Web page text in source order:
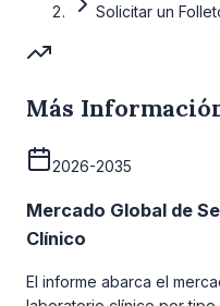
Solicitar un
Más
2026-2035
Mercado Global de
Clínico
El informe abarca el